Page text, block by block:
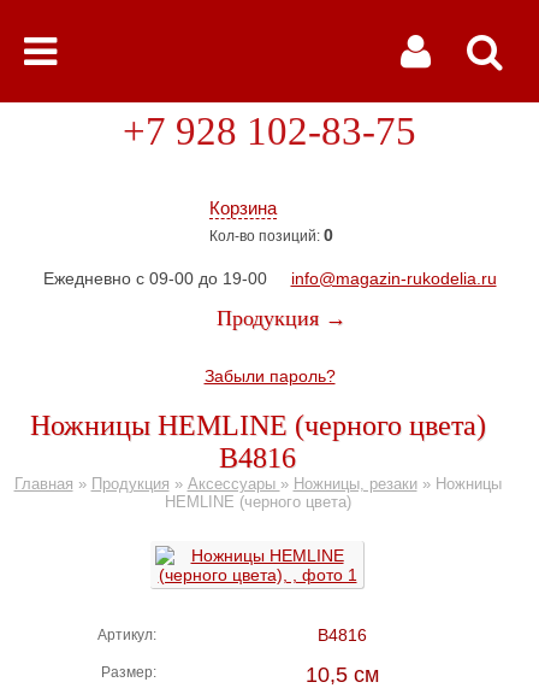
Корзина
Кол-во позиций: 0
+7 928 102-83-75
Ежедневно с 09-00 до 19-00 info@magazin-rukodelia.ru
Продукция →
Забыли пароль?
Ножницы HEMLINE (черного цвета)
В4816
Главная » Продукция » Аксессуары » Ножницы, резаки» Ножницы
HEMLINE (черного цвета)
Артикул: В4816
Размер: 10,5 см